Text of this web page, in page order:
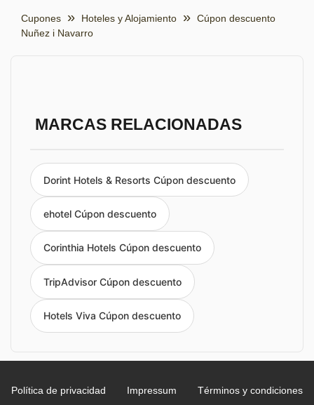
Cupones Hoteles y Alojamiento
Cúpon descuento
Nuñez i Navarro
MARCAS RELACIONADAS
Dorint Hotels & Resorts Cúpon descuento
ehotel Cúpon descuento
Corinthia Hotels Cúpon descuento
TripAdvisor Cúpon descuento
Hotels Viva Cúpon descuento
Política de privacidad Impressum Términos y condiciones